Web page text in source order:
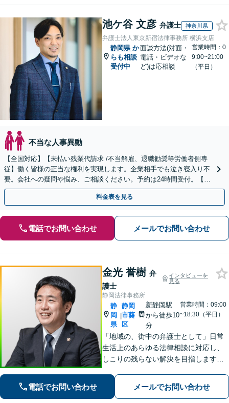
池ケ谷 文彦 弁護士 神奈川県
弁護士法人東京新宿法律事務所 横浜支店
静岡県 か
らも相談
受付中
面談方法(対面・
電話・ビデオな
ど)は応相談
営業時間：0
9:00~21:00
（平日）
不当な人事異動
【全国対応】【未払い残業代請求 /不当解雇、退職勧奨等労働者側専
従】働く皆様の正当な権利を実現します。企業相手でも泣き寝入り不
要。会社への疑問や悩み、ご相談ください。予約は24時間受付。【初
回面談無料】【夜間・休日対応可】
料金表を見る
電話でお問い合わせ メールでお問い合わせ
金光 誉樹 弁
護士
インタビューを
見る
静岡法律事務所
静
岡
県
|
静岡
市葵
区
新静岡駅
から徒歩10
分
営業時間：09:00
~18:30（平日）
「地域の、街中の弁護士として」日常
生活上のあらゆる法律相談に対応し、
しこりの残らない解決を目指します。
ら思っていただけるよう、どのような
案件にも誠心誠意取り組んでいく所存
電話でお問い合わせ メールでお問い合わせ